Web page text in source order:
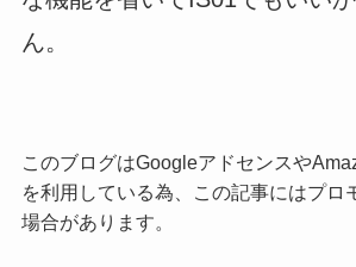
ん。
このブログはGoogleアドセンスや
を利用している為、この記事にはプロ
場合があります。